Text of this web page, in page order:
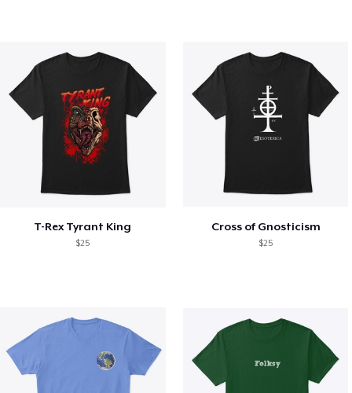
T-Rex Tyrant King
$25
Cross of Gnosticism
$25